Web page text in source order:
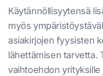
Käytännöllisyytensä
myös
asiakirjojen fyysisten
lähettämisen tarvetta.
vaihtoehdon yrityksille